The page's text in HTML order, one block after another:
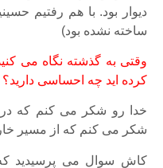
دیوار بود. با هم رفتیم
ساخته نشده بود)
وقتی به گذشته نگاه می
کرده اید چه احساسی دارید؟
خدا رو شکر می کنم که در
شکر می کنم که از مسیر
کاش سوال می پرسیدید